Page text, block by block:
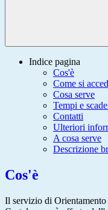
Indice pagina
Cos'è
Come si
Cosa serve
Tempi e
Contatti
Ulteriori
A cosa serve
Descrizione
Cos'è
Il servizio di